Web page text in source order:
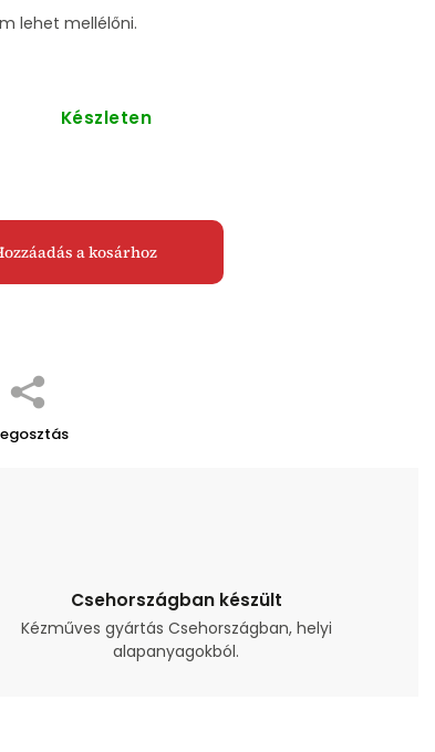
lehet mellélőni.
Készleten
a kosárhoz
Csehországban készült
Kézműves gyártás Csehországban, helyi
alapanyagokból.